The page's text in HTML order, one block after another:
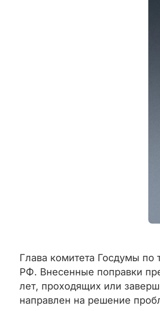
Глава комитета Госдумы по
РФ. Внесенные поправки
лет, проходящих или
направлен на решение